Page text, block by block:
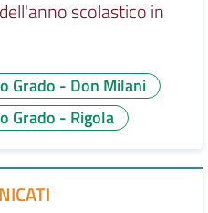
scolastico in
Grado - Don Milani
Grado - Rigola